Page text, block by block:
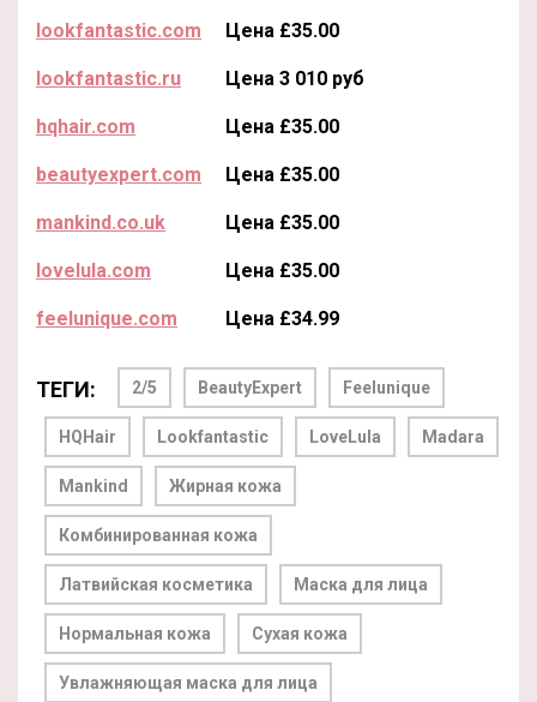
lookfantastic.com Цена £35.00
lookfantastic.ru Цена 3 010 руб
hqhair.com Цена £35.00
beautyexpert.com Цена £35.00
mankind.co.uk Цена £35.00
lovelula.com Цена £35.00
feelunique.com Цена £34.99
ТЕГИ: 2/5 BeautyExpert Feelunique
HQHair Lookfantastic LoveLula Madara
Mankind Жирная кожа
Комбинированная кожа
Латвийская косметика Маска для лица
Нормальная кожа Сухая кожа
Увлажняющая маска для лица